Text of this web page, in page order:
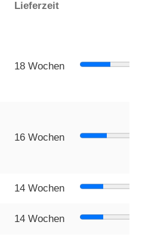
Lieferzeit
18 Wochen
16 Wochen
14 Wochen
14 Wochen